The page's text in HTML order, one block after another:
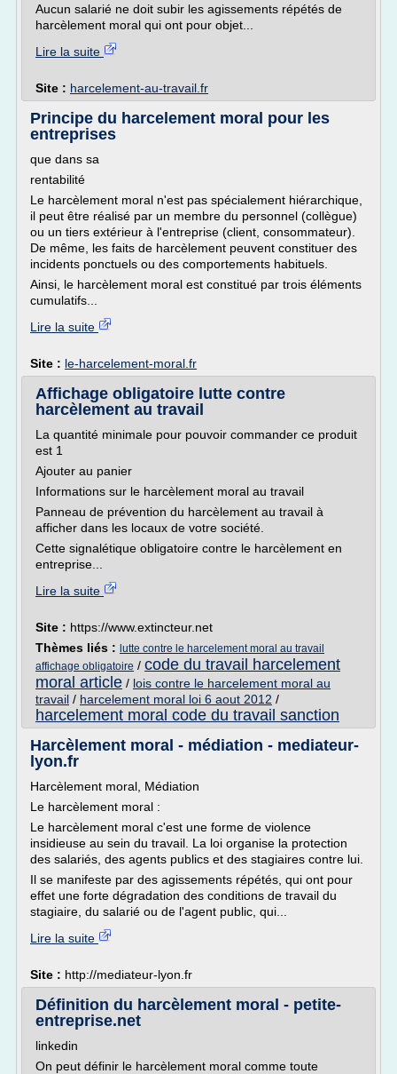
Aucun salarié ne doit subir les agissements répétés de
harcèlement moral qui ont pour objet...
Lire la suite
Site : harcelement-au-travail.fr
Principe du harcelement moral pour les
entreprises
que dans sa
rentabilité
Le harcèlement moral n'est pas spécialement hiérarchique,
il peut être réalisé par un membre du personnel (collègue)
ou un tiers extérieur à l'entreprise (client, consommateur).
De même, les faits de harcèlement peuvent constituer des
incidents ponctuels ou des comportements habituels.
Ainsi, le harcèlement moral est constitué par trois éléments
cumulatifs...
Lire la suite
Site : le-harcelement-moral.fr
Affichage obligatoire lutte contre
harcèlement au travail
La quantité minimale pour pouvoir commander ce produit
est 1
Ajouter au panier
Informations sur le harcèlement moral au travail
Panneau de prévention du harcèlement au travail à
afficher dans les locaux de votre société.
Cette signalétique obligatoire contre le harcèlement en
entreprise...
Lire la suite
Site : https://www.extincteur.net
Thèmes liés : lutte contre le harcelement moral au travail
affichage obligatoire / code du travail harcelement
moral article / lois contre le harcelement moral au
travail / harcelement moral loi 6 aout 2012 /
harcelement moral code du travail sanction
Harcèlement moral - médiation - mediateur-
lyon.fr
Harcèlement moral, Médiation
Le harcèlement moral :
Le harcèlement moral c'est une forme de violence
insidieuse au sein du travail. La loi organise la protection
des salariés, des agents publics et des stagiaires contre lui.
Il se manifeste par des agissements répétés, qui ont pour
effet une forte dégradation des conditions de travail du
stagiaire, du salarié ou de l'agent public, qui...
Lire la suite
Site : http://mediateur-lyon.fr
Définition du harcèlement moral - petite-
entreprise.net
linkedin
On peut définir le harcèlement moral comme toute